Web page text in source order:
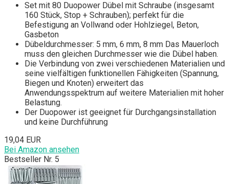
Set mit 80 Duopower Dübel mit Schraube (insgesamt
160 Stück, Stop + Schrauben); perfekt für die
Befestigung an Vollwand oder Hohlziegel, Beton,
Gasbeton
Dübeldurchmesser: 5 mm, 6 mm, 8 mm Das Mauerloch
muss den gleichen Durchmesser wie die Dübel haben.
Die Verbindung von zwei verschiedenen Materialien und
seine vielfältigen funktionellen Fähigkeiten (Spannung,
Biegen und Knoten) erweitert das
Anwendungsspektrum auf weitere Materialien mit hoher
Belastung.
Der Duopower ist geeignet für Durchgangsinstallation
und keine Durchführung
19,04 EUR
Bei Amazon ansehen
Bestseller Nr. 5